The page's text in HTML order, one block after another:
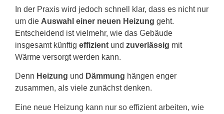
In der Praxis wird jedoch schnell klar, dass es nicht nur
um die Auswahl einer neuen Heizung geht.
Entscheidend ist vielmehr, wie das Gebäude
insgesamt künftig effizient und zuverlässig mit
Wärme versorgt werden kann.
Denn Heizung und Dämmung hängen enger
zusammen, als viele zunächst denken.
Eine neue Heizung kann nur so effizient arbeiten, wie